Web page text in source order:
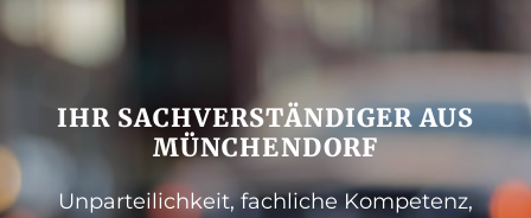
IHR SACHVERSTÄNDIGER AUS
MÜNCHENDORF
Unparteilichkeit, fachliche Kompetenz,